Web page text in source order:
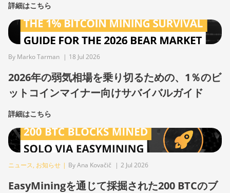
詳細はこちら
By Marko Tarman | 18 Jul 2026
2026年の弱気相場を乗り切るための、1％のビ
ットコインマイナー向けサバイバルガイド
詳細はこちら
ニュース, お知らせ | By Ana Kovačič | 2 Jul 2026
EasyMiningを通じて採掘された200 BTCのブ